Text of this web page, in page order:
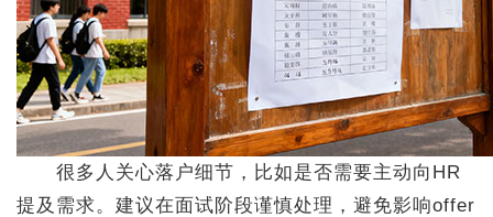
很多人关心落户细节，比如是否需要主动向HR
提及需求。建议在面试阶段谨慎处理，避免影响offer